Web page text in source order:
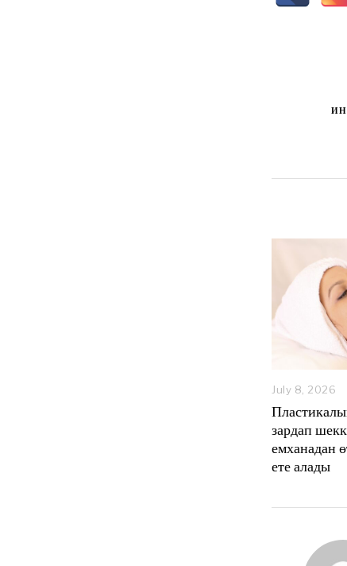
July 8, 2026
l
y
8
зардап
емханадан
ете алады